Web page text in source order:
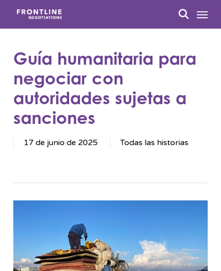
busque en
Menú
Guía humanitaria para
negociar con
autoridades sujetas a
sanciones
17 de junio de 2025 Todas las historias